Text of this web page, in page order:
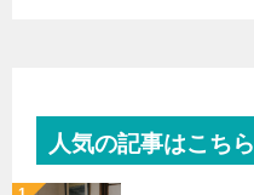
人気の記事はこちら